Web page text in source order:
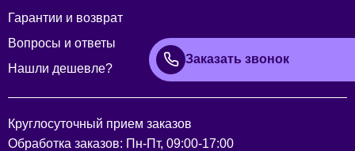
Гарантии и возврат
Вопросы и ответы
Нашли дешевле?
Заказать звонок
Круглосуточный прием заказов
Обработка заказов: Пн-Пт, 09:00-17:00